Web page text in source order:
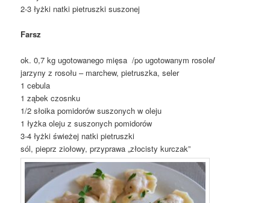
2-3 łyżki natki pietruszki suszonej
Farsz
ok. 0,7 kg ugotowanego mięsa /po ugotowanym rosole/
jarzyny z rosołu – marchew, pietruszka, seler
1 cebula
1 ząbek czosnku
1/2 słoika pomidorów suszonych w oleju
1 łyżka oleju z suszonych pomidorów
3-4 łyżki świeżej natki pietruszki
sól, pieprz ziołowy, przyprawa „złocisty kurczak”